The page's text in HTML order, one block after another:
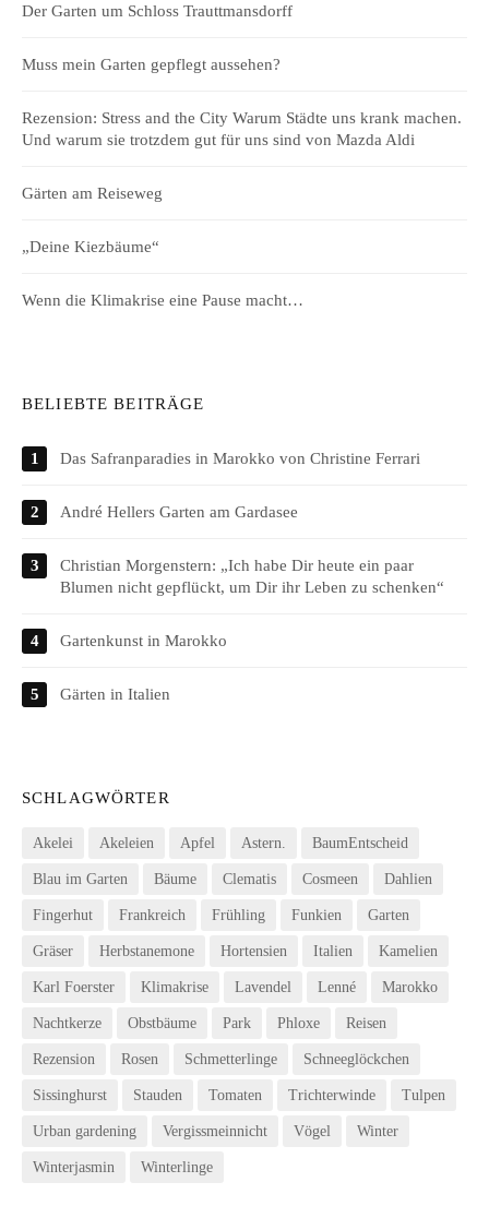
Der Garten um Schloss Trauttmansdorff
Muss mein Garten gepflegt aussehen?
Rezension: Stress and the City Warum Städte uns krank machen.
Und warum sie trotzdem gut für uns sind von Mazda Aldi
Gärten am Reiseweg
„Deine Kiezbäume“
Wenn die Klimakrise eine Pause macht…
BELIEBTE BEITRÄGE
Das Safranparadies in Marokko von Christine Ferrari
André Hellers Garten am Gardasee
Christian Morgenstern: „Ich habe Dir heute ein paar
Blumen nicht gepflückt, um Dir ihr Leben zu schenken“
Gartenkunst in Marokko
Gärten in Italien
SCHLAGWÖRTER
Akelei Akeleien Apfel Astern. BaumEntscheid
Blau im Garten Bäume Clematis Cosmeen Dahlien
Fingerhut Frankreich Frühling Funkien Garten
Gräser Herbstanemone Hortensien Italien Kamelien
Karl Foerster Klimakrise Lavendel Lenné Marokko
Nachtkerze Obstbäume Park Phloxe Reisen
Rezension Rosen Schmetterlinge Schneeglöckchen
Sissinghurst Stauden Tomaten Trichterwinde Tulpen
Urban gardening Vergissmeinnicht Vögel Winter
Winterjasmin Winterlinge